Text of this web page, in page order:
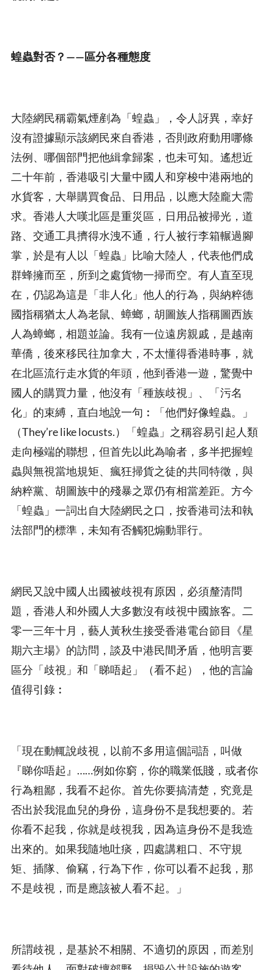
蝗蟲對否？——區分各種態度
大陸網民稱霸氣煙剷為「蝗蟲」，令人訝異，幸好
沒有證據顯示該網民來自香港，否則政府動用哪條
法例、哪個部門把他緝拿歸案，也未可知。遙想近
二十年前，香港吸引大量中國人和穿梭中港兩地的
水貨客，大舉購買食品、日用品，以應大陸龐大需
求。香港人大嘆北區是重災區，日用品被掃光，道
路、交通工具擠得水洩不通，行人被行李箱輾過腳
掌，於是有人以「蝗蟲」比喻大陸人，代表他們成
群蜂擁而至，所到之處貨物一掃而空。有人直至現
在，仍認為這是「非人化」他人的行為，與納粹德
國指稱猶太人為老鼠、蟑螂，胡圖族人指稱圖西族
人為蟑螂，相題並論。我有一位遠房親戚，是越南
華僑，後來移民往加拿大，不太懂得香港時事，就
在北區流行走水貨的年頭，他到香港一遊，驚覺中
國人的購買力量，他沒有「種族歧視」、「污名
化」的束縛，直白地說一句︰「他們好像蝗蟲。」
（They’re like locusts.）「蝗蟲」之稱容易引起人類
走向極端的聯想，但首先以此為喻者，多半把握蝗
蟲與無視當地規矩、瘋狂掃貨之徒的共同特徵，與
納粹黨、胡圖族中的殘暴之眾仍有相當差距。方今
「蝗蟲」一詞出自大陸網民之口，按香港司法和執
法部門的標準，未知有否觸犯煽動罪行。
網民又說中國人出國被歧視有原因，必須釐清問
題，香港人和外國人大多數沒有歧視中國旅客。二
零一三年十月，藝人黃秋生接受香港電台節目《星
期六主場》的訪問，談及中港民間矛盾，他明言要
區分「歧視」和「睇唔起」（看不起），他的言論
值得引錄︰
「現在動輒說歧視，以前不多用這個詞語，叫做
『睇你唔起』……例如你窮，你的職業低賤，或者你
行為粗鄙，我看不起你。首先你要搞清楚，究竟是
否出於我混血兒的身份，這身份不是我想要的。若
你看不起我，你就是歧視我，因為這身份不是我造
出來的。如果我隨地吐痰，四處講粗口、不守規
矩、插隊、偷竊，行為下作，你可以看不起我，那
不是歧視，而是應該被人看不起。」
所謂歧視，是基於不相關、不適切的原因，而差別